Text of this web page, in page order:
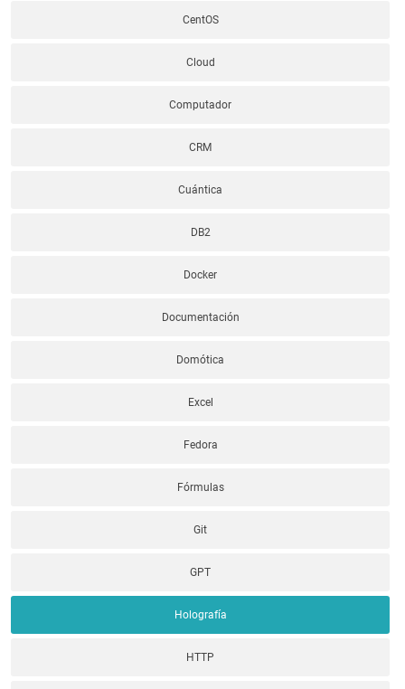
CentOS
Cloud
Computador
CRM
Cuántica
DB2
Docker
Documentación
Domótica
Excel
Fedora
Fórmulas
Git
GPT
Holografía
HTTP